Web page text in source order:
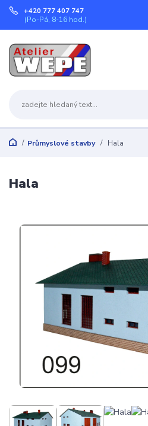
+420 777 407 747
(Po-Pá, 8-16 hod.)
Průmyslové stavby Hala
Hala